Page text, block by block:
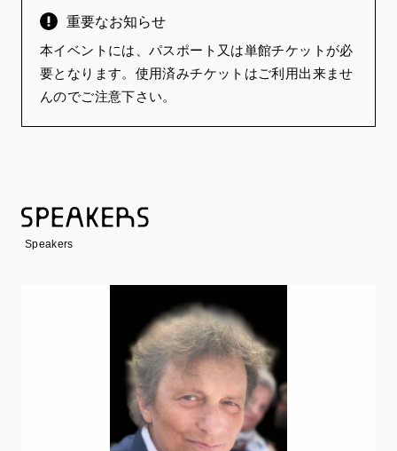
重要なお知らせ
本イベントには、パスポート又は単館チケットが必
要となります。使用済みチケットはご利用出来ませ
んのでご注意下さい。
Speakers